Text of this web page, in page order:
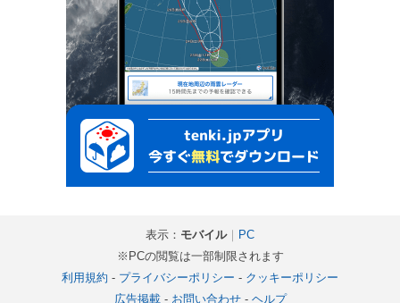
表示： モバイル｜
PC
※PCの閲覧は一部制限されます
利用規約 - プライバシーポリシー - クッキーポリシー
広告掲載- お問い合わせ- ヘルプ